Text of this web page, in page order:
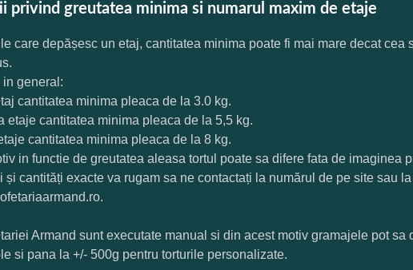
privind greutatea minima si numarul maxim de etaje
care depășesc un etaj, cantitatea minima poate fi mai mare decat cea
in general:
cantitatea minima pleaca de la 3.0 kg.
etaje cantitatea minima pleaca de la 5,5 kg.
cantitatea minima pleaca de la 8 kg.
in functie de greutatea aleasa tortul poate sa difere fata de imaginea
și cantități exacte va rugam sa ne contactați la numărul de pe site sau la
Armand sunt executate manual si din acest motiv gramajele pot sa
si pana la +/- 500g pentru torturile personalizate.